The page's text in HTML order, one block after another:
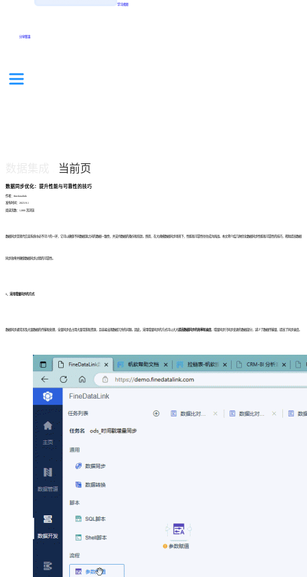
学习视频
分享集锦
当前页
数据同步优化：提升性能与可靠性的技巧
作者：finedatalink
发布时间：2023.9.1
阅读次数：1,880 次浏览
数据同步是现代信息系统中必不可少的一环，它可以确保不同数据源之间的数据一致性，并支持数据的备份和恢复。然而，在大规模数据同步场景下，性能和可靠性往往成为挑战。本文将介绍几种优化数据同步性能和可靠性的技巧，帮助提高数据
同步效率并确保数据同步过程的可靠性。
1、采用增量同步的方式
数据同步通常涉及大量数据的传输和处理，全量同步会占用大量带宽和资源，且容易出现数据冗余的问题。因此，采用增量同步的方式可以大大提高数据同步的效率和速度。增量同步只同步变更的数据部分，减少了数据传输量，提高了同步速度。